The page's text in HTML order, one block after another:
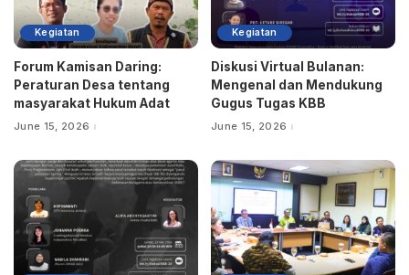
Kegiatan
Forum Kamisan Daring:
Peraturan Desa tentang
masyarakat Hukum Adat
June 15, 2026
Kegiatan
Diskusi Virtual Bulanan:
Mengenal dan Mendukung
Gugus Tugas KBB
June 15, 2026